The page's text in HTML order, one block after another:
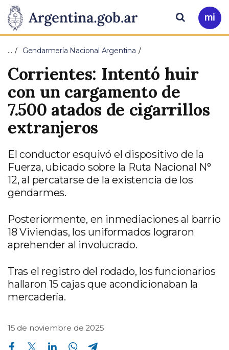
Presidencia
de
la
Nación
Pasar al contenido principal
Ir
a
Buscar
… Gendarmería Nacional Argentina
Corrientes: Intentó huir
con un cargamento de
7.500 atados de cigarrillos
extranjeros
El conductor esquivó el dispositivo de la
Fuerza, ubicado sobre la Ruta Nacional N°
12, al percatarse de la existencia de los
gendarmes.
Posteriormente, en inmediaciones al barrio
18 Viviendas, los uniformados lograron
aprehender al involucrado.
Tras el registro del rodado, los funcionarios
hallaron 15 cajas que acondicionaban la
mercadería.
15 de noviembre de 2025
Compartir en Facebook Compartir en Twitter Compartir en Linkedin Compartir en Whatsapp